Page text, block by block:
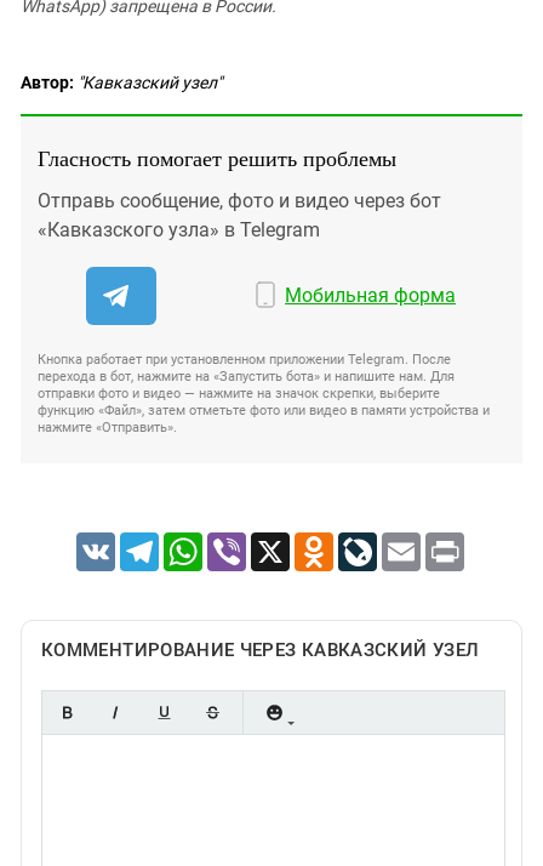
WhatsApp) запрещена в России.
Автор: "Кавказский узел"
Гласность помогает решить проблемы
Отправь сообщение, фото и видео через бот
«Кавказского узла» в Telegram
Мобильная форма
Кнопка работает при установленном приложении Telegram. После
перехода в бот, нажмите на «Запустить бота» и напишите нам. Для
отправки фото и видео — нажмите на значок скрепки, выберите
функцию «Файл», затем отметьте фото или видео в памяти устройства и
нажмите «Отправить».
VK TelegramWhatsApp
Viber X Odnoklassniki
LiveJournal
Email Print
КОММЕНТИРОВАНИЕ ЧЕРЕЗ КАВКАЗСКИЙ УЗЕЛ